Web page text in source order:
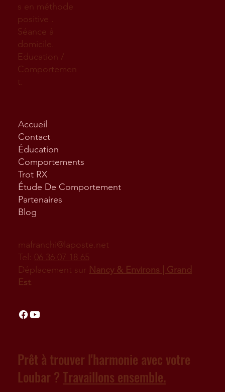
s en méthode
positive .
Séance à
domicile.
Education /
Comportemen
t.
Accueil
Contact
Éducation
Comportements
Trot RX
Étude De Comportement
Partenaires
Blog
mafranchi@laposte.net
Tel: 06 36 07 18 65
Déplacement sur Nancy & Environs | Grand
Est.
Prêt à trouver l'harmonie avec votre
Loubar ? Travaillons ensemble.